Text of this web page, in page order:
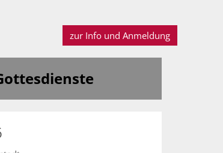
zur Info und Anmeldung